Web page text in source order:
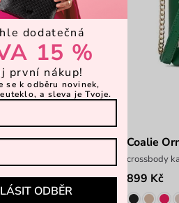
Coalie
crossbody
899 Kč
dodatečná
15 %
první nákup!
se k odběru novinek,
a sleva je Tvoje.
ODBĚR